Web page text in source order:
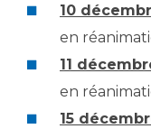
10
en
11
en
15